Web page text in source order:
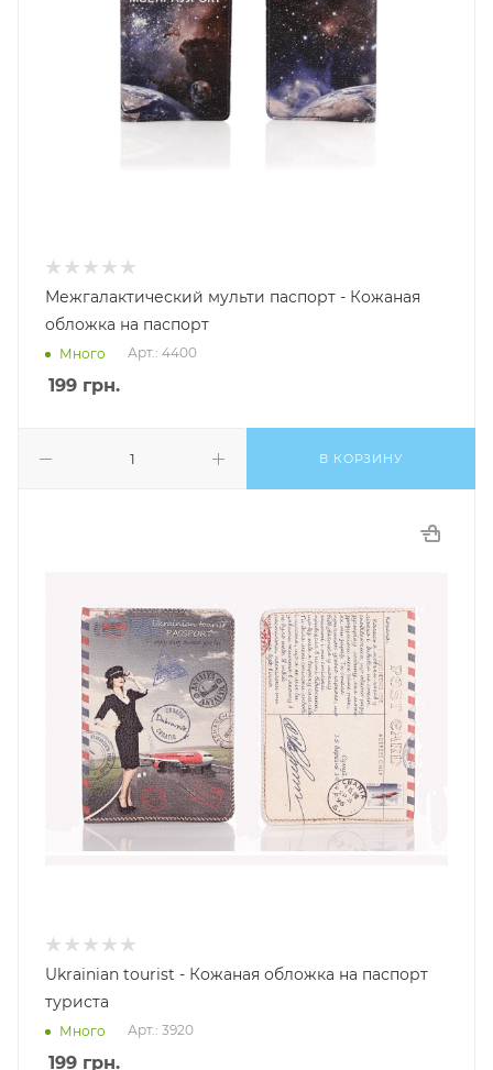
Межгалактический мульти паспорт - Кожаная
обложка на паспорт
Много Арт.: 4400
199 грн.
В КОРЗИНУ
Ukrainian tourist - Кожаная обложка на паспорт
туриста
Много Арт.: 3920
199 грн.